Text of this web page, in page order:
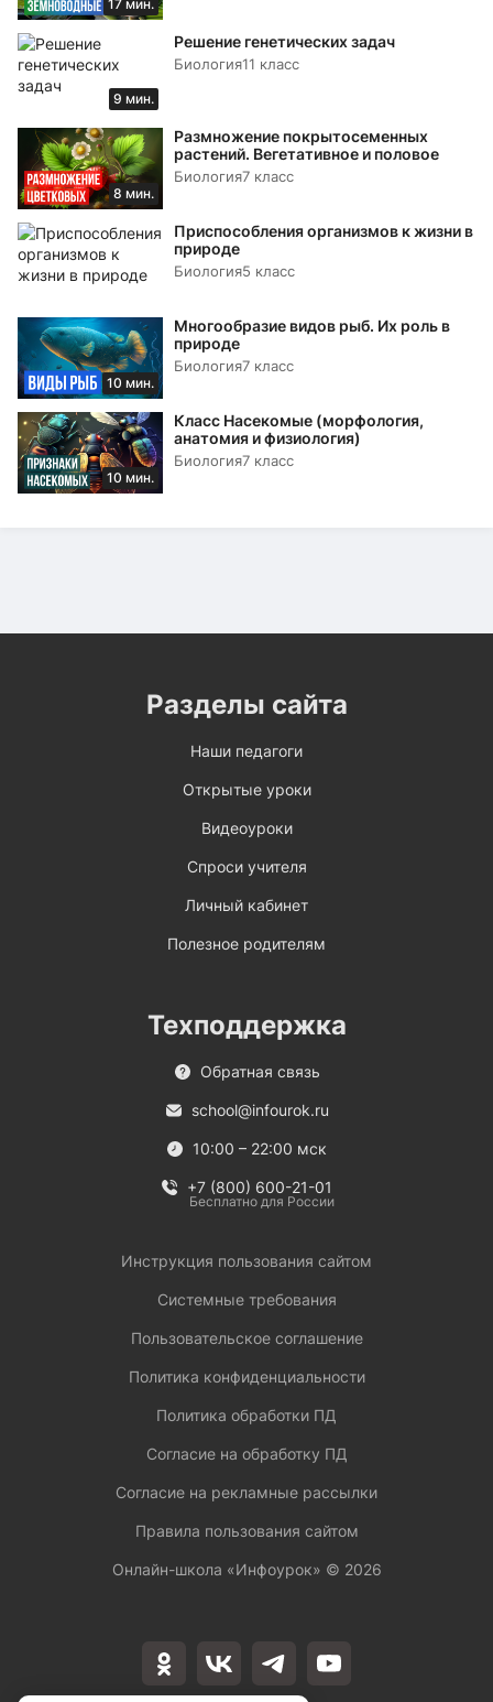
17 мин.
9 мин.
Решение генетических задач
Биология11 класс
8 мин.
Размножение покрытосеменных
растений. Вегетативное и половое
Биология7 класс
Приспособления организмов к жизни в
природе
Биология5 класс
10 мин.
Многообразие видов рыб. Их роль в
природе
Биология7 класс
10 мин.
Класс Насекомые (морфология,
анатомия и физиология)
Биология7 класс
Разделы сайта
Наши педагоги
Открытые уроки
Видеоуроки
Спроси учителя
Личный кабинет
Полезное родителям
Техподдержка
Обратная связь
school@infourok.ru
10:00 – 22:00 мск
+7 (800) 600-21-01
Бесплатно для России
Инструкция пользования сайтом
Системные требования
Пользовательское соглашение
Политика конфиденциальности
Политика обработки ПД
Согласие на обработку ПД
Согласие на рекламные рассылки
Правила пользования сайтом
Онлайн-школа «Инфоурок» © 2026